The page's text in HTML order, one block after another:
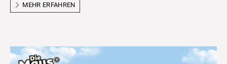
MEHR ERFAHREN